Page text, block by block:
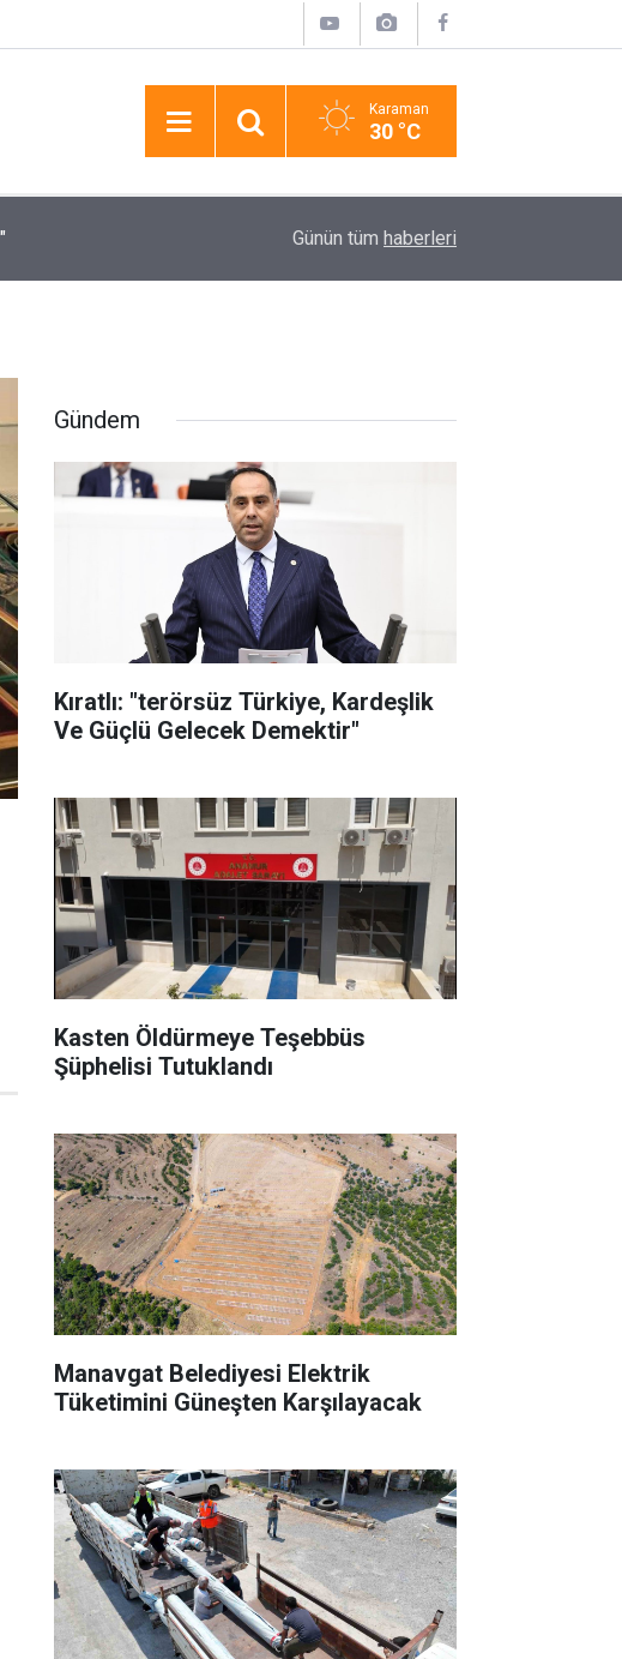
Karaman
30 °C
Manavgat Belediyesi Elektrik Tüketimini
Günün tüm haberleri
Gündem
Kıratlı: "terörsüz Türkiye, Kardeşlik
Ve Güçlü Gelecek Demektir"
Kasten Öldürmeye Teşebbüs
Şüphelisi Tutuklandı
Manavgat Belediyesi Elektrik
Tüketimini Güneşten Karşılayacak